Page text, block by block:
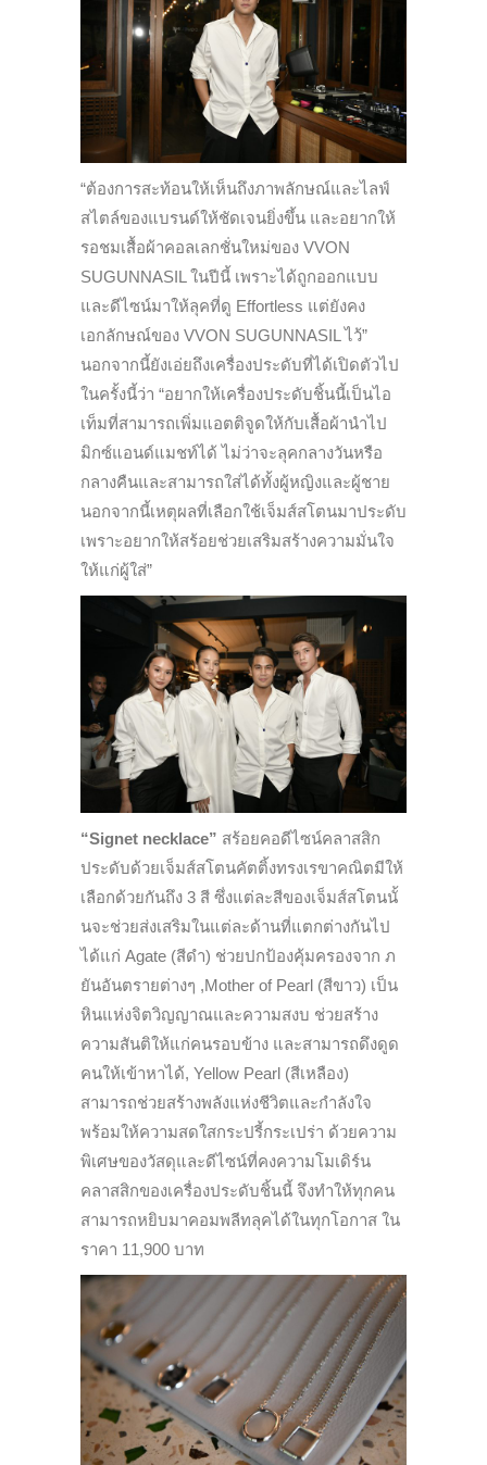
“ต้องการสะท้อนให้เห็นถึงภาพลักษณ์และไลฟ์
สไตล์ของแบรนด์ให้ชัดเจนยิ่งขึ้น และอยากให้
รอชมเสื้อผ้าคอลเลกชั่นใหม่ของ VVON
SUGUNNASIL ในปีนี้ เพราะได้ถูกออกแบบ
และดีไซน์มาให้ลุคที่ดู Effortless แต่ยังคง
เอกลักษณ์ของ VVON SUGUNNASIL ไว้”
นอกจากนี้ยังเอ่ยถึงเครื่องประดับที่ได้เปิดตัวไป
ในครั้งนี้ว่า “อยากให้เครื่องประดับชิ้นนี้เป็นไอ
เท็มที่สามารถเพิ่มแอตติจูดให้กับเสื้อผ้านำไป
มิกซ์แอนด์แมชท์ได้ ไม่ว่าจะลุคกลางวันหรือ
กลางคืนและสามารถใส่ได้ทั้งผู้หญิงและผู้ชาย
นอกจากนี้เหตุผลที่เลือกใช้เจ็มส์สโตนมาประดับ
เพราะอยากให้สร้อยช่วยเสริมสร้างความมั่นใจ
ให้แก่ผู้ใส่”
“Signet necklace” สร้อยคอดีไซน์คลาสสิก
ประดับด้วยเจ็มส์สโตนคัตติ้งทรงเรขาคณิตมีให้
เลือกด้วยกันถึง 3 สี ซึ่งแต่ละสีของเจ็มส์สโตนนั้
นจะช่วยส่งเสริมในแต่ละด้านที่แตกต่างกันไป
ได้แก่ Agate (สีดำ) ช่วยปกป้องคุ้มครองจาก ภ
ยันอันตรายต่างๆ ,Mother of Pearl (สีขาว) เป็น
หินแห่งจิตวิญญาณและความสงบ ช่วยสร้าง
ความสันติให้แก่คนรอบข้าง และสามารถดึงดูด
คนให้เข้าหาได้, Yellow Pearl (สีเหลือง)
สามารถช่วยสร้างพลังแห่งชีวิตและกำลังใจ
พร้อมให้ความสดใสกระปรี้กระเปร่า ด้วยความ
พิเศษของวัสดุและดีไซน์ที่คงความโมเดิร์น
คลาสสิกของเครื่องประดับชิ้นนี้ จึงทำให้ทุกคน
สามารถหยิบมาคอมพลีทลุคได้ในทุกโอกาส ใน
ราคา 11,900 บาท